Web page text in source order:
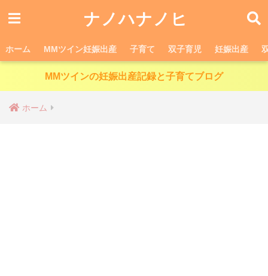
ナノハナノヒ
ホーム MMツイン妊娠出産 子育て 双子育児 妊娠出産
MMツインの妊娠出産記録と子育てブログ
ホーム